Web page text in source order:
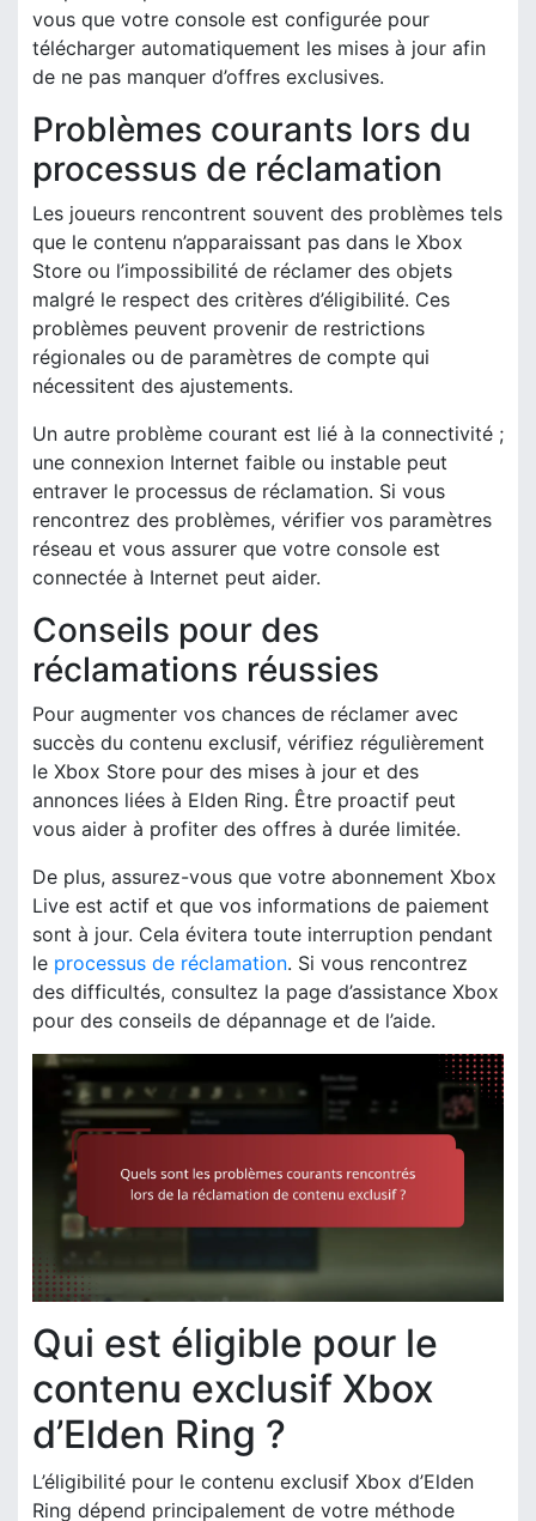
vous que votre console est configurée pour
télécharger automatiquement les mises à jour afin
de ne pas manquer d’offres exclusives.
Problèmes courants lors du
processus de réclamation
Les joueurs rencontrent souvent des problèmes tels
que le contenu n’apparaissant pas dans le Xbox
Store ou l’impossibilité de réclamer des objets
malgré le respect des critères d’éligibilité. Ces
problèmes peuvent provenir de restrictions
régionales ou de paramètres de compte qui
nécessitent des ajustements.
Un autre problème courant est lié à la connectivité ;
une connexion Internet faible ou instable peut
entraver le processus de réclamation. Si vous
rencontrez des problèmes, vérifier vos paramètres
réseau et vous assurer que votre console est
connectée à Internet peut aider.
Conseils pour des
réclamations réussies
Pour augmenter vos chances de réclamer avec
succès du contenu exclusif, vérifiez régulièrement
le Xbox Store pour des mises à jour et des
annonces liées à Elden Ring. Être proactif peut
vous aider à profiter des offres à durée limitée.
De plus, assurez-vous que votre abonnement Xbox
Live est actif et que vos informations de paiement
sont à jour. Cela évitera toute interruption pendant
le processus de réclamation. Si vous rencontrez
des difficultés, consultez la page d’assistance Xbox
pour des conseils de dépannage et de l’aide.
Qui est éligible pour le
contenu exclusif Xbox
d’Elden Ring ?
L’éligibilité pour le contenu exclusif Xbox d’Elden
Ring dépend principalement de votre méthode